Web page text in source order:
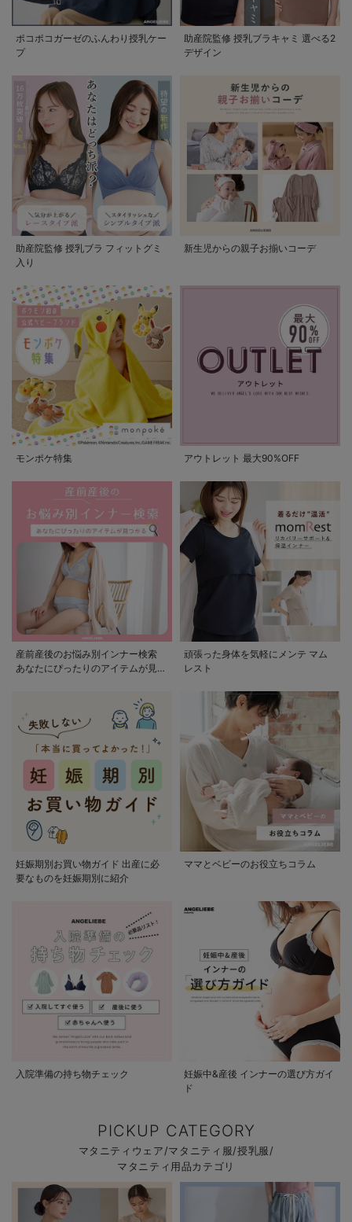
ポコポコガーゼのふんわり授乳ケー
プ
助産院監修 授乳ブラキャミ 選べる2
デザイン
助産院監修 授乳ブラ フィットグミ
入り
新生児からの親子お揃いコーデ
モンポケ特集 アウトレット 最大90%OFF
産前産後のお悩み別インナー検索
あなたにぴったりのアイテムが見つ
頑張った身体を気軽にメンテ マム
レスト
妊娠期別お買い物ガイド 出産に必
要なものを妊娠期別に紹介
ママとベビーのお役立ちコラム
入院準備の持ち物チェック
妊娠中&産後 インナーの選び方ガイ
ド
PICKUP CATEGORY
マタニティウェア/マタニティ服/授乳服/
マタニティ用品カテゴリ